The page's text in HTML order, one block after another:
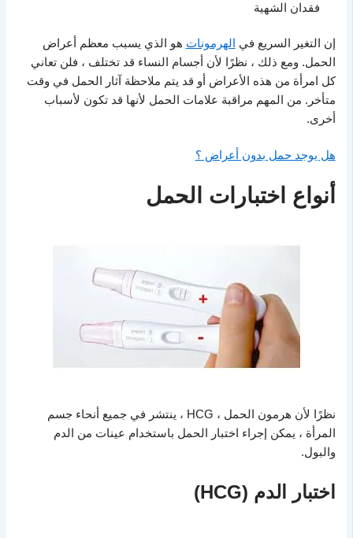
فقدان الشهية
إن التغير السريع في الهرمونات هو الذي يسبب معظم أعراض
الحمل. ومع ذلك ، نظرًا لأن أجسام النساء قد تختلف ، فلن تعاني
كل امرأة من هذه الأعراض أو قد يتم ملاحظة آثار الحمل في وقت
متأخر. من المهم مراقبة علامات الحمل لأنها قد تكون لأسباب
أخرى.
هل يوجد حمل بدون أعراض ؟
أنواع اختبارات الحمل
نظرًا لأن هرمون الحمل ، HCG ، ينتشر في جميع أنحاء جسم
المرأة ، يمكن إجراء اختبار الحمل باستخدام عينات من الدم
والبول.
اختبار الدم (HCG)